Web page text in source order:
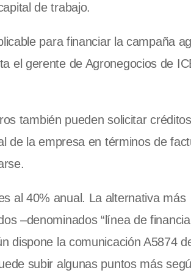
de trabajo.
para financiar la campaña
el gerente de Agronegocios de
también pueden solicitar
de la empresa en términos de
al 40% anual. La alternativa más
–denominados “línea de
dispone la comunicación A5874
subir algunas puntos más